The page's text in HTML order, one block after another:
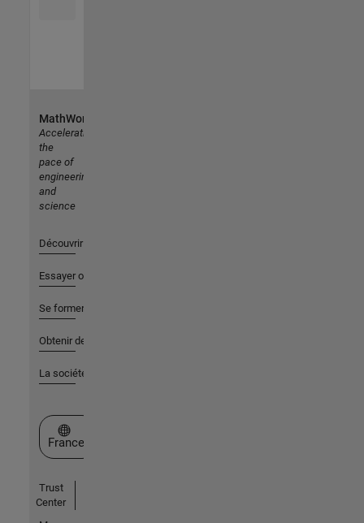
MathWorks
Accelerating
the
pace of
engineering
and
science
Découvrir les produits
Essayer ou acheter
Se former
Obtenir de l'aide
La société
Sélectionner un site web
France
Trust
Center